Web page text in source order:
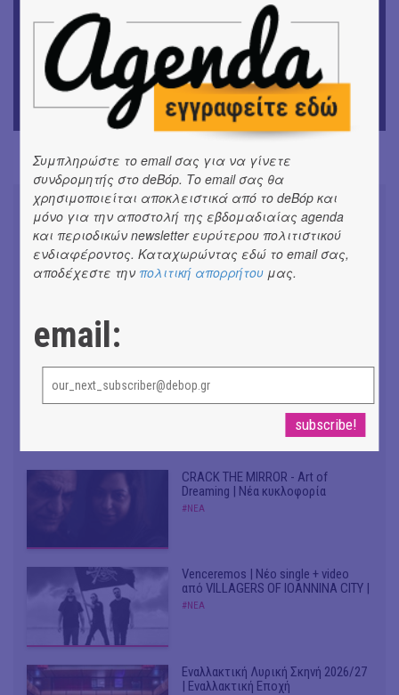
ΜΟΥΣΙΚΗ
9o Φεστιβάλ Στρογγύλη στη Σαντορίνη
ΘΕΑΤΡΟ / ΧΟΡΟΣ
«Ίων» του Ευρυπίδη
Συνομιλώντας με τη Ρηνιώ
Don't Let Me Be Misunderstood |
Alexandros Livitsanos, Willem
Dafoe, Czech Studio Orchestra |
Από το soundtrack της ταινίας "The
CRACK THE MIRROR - Art of
Dreaming | Νέα κυκλοφορία
#ΝΕΑ
Venceremos | Νέο single + video
από VILLAGERS OF IOANNINA CITY |
#ΝΕΑ
Εναλλακτική Λυρική Σκηνή 2026/27
| Εναλλακτική Εποχή
Συμπληρώστε το email σας για να γίνετε
συνδρομητής στο deBόp. Το email σας θα
χρησιμοποιείται αποκλειστικά από το deBόp και
μόνο για την αποστολή της εβδομαδιαίας agenda
και περιοδικών newsletter ευρύτερου πολιτιστικού
ενδιαφέροντος. Καταχωρώντας εδώ το email σας,
αποδέχεστε την πολιτική απορρήτου μας.
email: